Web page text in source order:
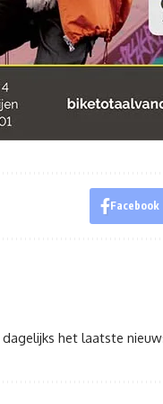
Facebook
het laatste